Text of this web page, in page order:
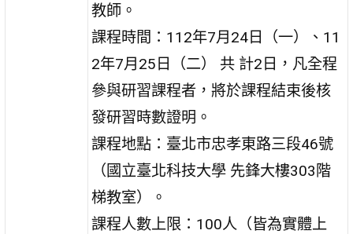
教師。
課程時間：112年7月24日（一）、11
2年7月25日（二） 共 計2日，凡全程
參與研習課程者，將於課程結束後核
發研習時數證明。
課程地點：臺北市忠孝東路三段46號
（國立臺北科技大學 先鋒大樓303階
梯教室）。
課程人數上限：100人（皆為實體上